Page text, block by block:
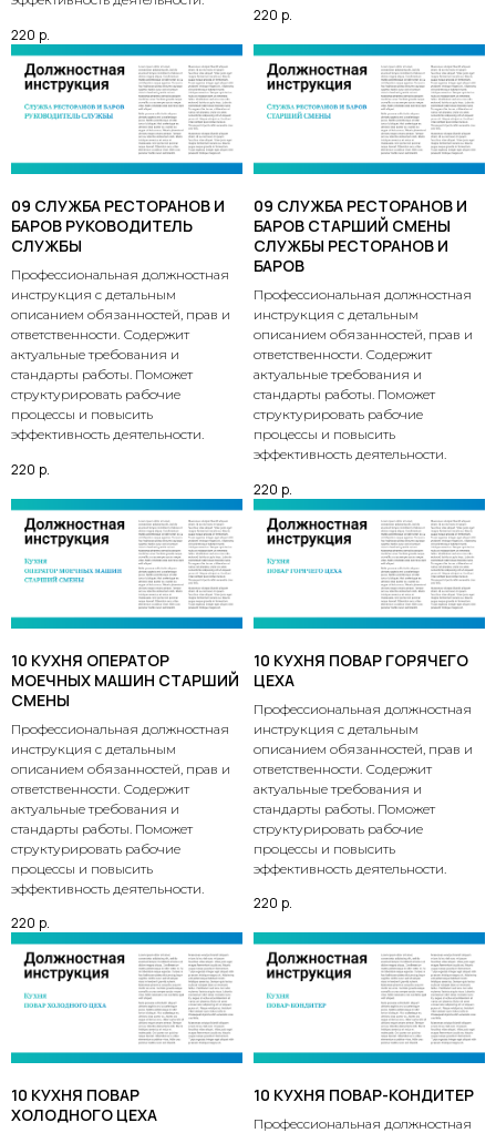
220 р.
220 р.
09 СЛУЖБА РЕСТОРАНОВ И
БАРОВ РУКОВОДИТЕЛЬ
СЛУЖБЫ
Профессиональная должностная
инструкция с детальным
описанием обязанностей, прав и
ответственности. Содержит
актуальные требования и
стандарты работы. Поможет
структурировать рабочие
процессы и повысить
эффективность деятельности.
220 р.
09 СЛУЖБА РЕСТОРАНОВ И
БАРОВ СТАРШИЙ СМЕНЫ
СЛУЖБЫ РЕСТОРАНОВ И
БАРОВ
Профессиональная должностная
инструкция с детальным
описанием обязанностей, прав и
ответственности. Содержит
актуальные требования и
стандарты работы. Поможет
структурировать рабочие
процессы и повысить
эффективность деятельности.
220 р.
10 КУХНЯ ОПЕРАТОР
МОЕЧНЫХ МАШИН СТАРШИЙ
СМЕНЫ
Профессиональная должностная
инструкция с детальным
описанием обязанностей, прав и
ответственности. Содержит
актуальные требования и
стандарты работы. Поможет
структурировать рабочие
процессы и повысить
эффективность деятельности.
220 р.
10 КУХНЯ ПОВАР ГОРЯЧЕГО
ЦЕХА
Профессиональная должностная
инструкция с детальным
описанием обязанностей, прав и
ответственности. Содержит
актуальные требования и
стандарты работы. Поможет
структурировать рабочие
процессы и повысить
эффективность деятельности.
220 р.
10 КУХНЯ ПОВАР
ХОЛОДНОГО ЦЕХА
10 КУХНЯ ПОВАР-КОНДИТЕР
Профессиональная должностная